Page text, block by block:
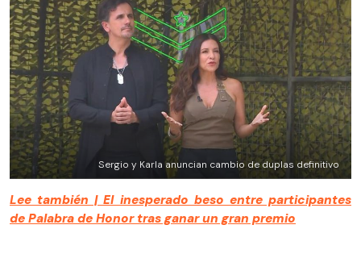
Sergio y Karla anuncian cambio de duplas definitivo
Lee también | El inesperado beso entre participantes
de Palabra de Honor tras ganar un gran premio